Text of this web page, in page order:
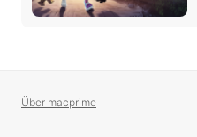
Über macprime